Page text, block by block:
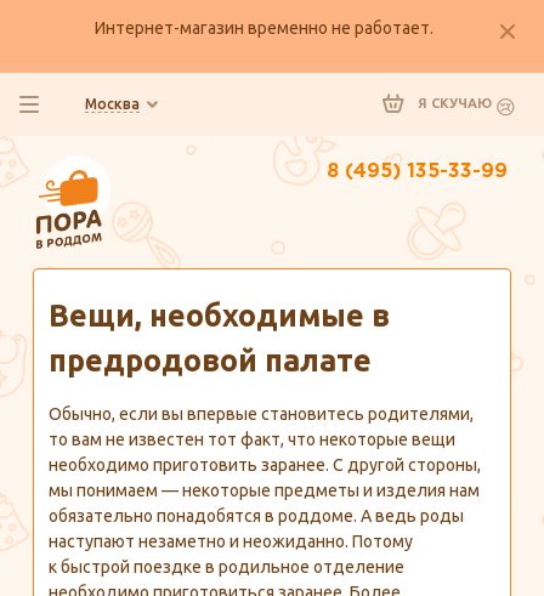
Интернет-магазин временно не работает.
Москва Я СКУЧАЮ
8 (495) 135-33-99
Вещи, необходимые в
предродовой палате
Обычно, если вы впервые становитесь родителями,
то вам не известен тот факт, что некоторые вещи
необходимо приготовить заранее. С другой стороны,
мы понимаем — некоторые предметы и изделия нам
обязательно понадобятся в роддоме. А ведь роды
наступают незаметно и неожиданно. Потому
к быстрой поездке в родильное отделение